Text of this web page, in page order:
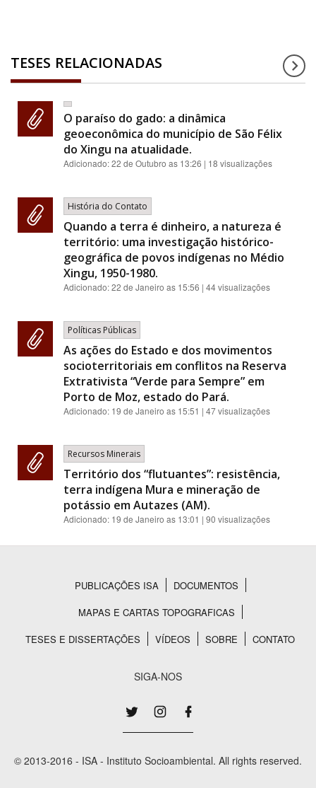
TESES RELACIONADAS
O paraíso do gado: a dinâmica
geoeconômica do município de São Félix
do Xingu na atualidade.
Adicionado:22 de Outubro as 13:26 | 18 visualizações
História do Contato
Quando a terra é dinheiro, a natureza é
território: uma investigação histórico-
geográfica de povos indígenas no Médio
Xingu, 1950-1980.
Adicionado:22 de Janeiro as 15:56 | 44 visualizações
Políticas Públicas
As ações do Estado e dos movimentos
socioterritoriais em conflitos na Reserva
Extrativista “Verde para Sempre” em
Porto de Moz, estado do Pará.
Adicionado: 19 de Janeiro as 15:51 | 47 visualizações
Recursos Minerais
Território dos “flutuantes”: resistência,
terra indígena Mura e mineração de
potássio em Autazes (AM).
Adicionado: 19 de Janeiro as 13:01 | 90 visualizações
Rodapé
PUBLICAÇÕES ISA
DOCUMENTOS
MAPAS E CARTAS TOPOGRAFICAS
TESES E DISSERTAÇÕES
VÍDEOS SOBRE CONTATO
SIGA-NOS
© 2013-2016 - ISA - Instituto Socioambiental. All rights reserved.